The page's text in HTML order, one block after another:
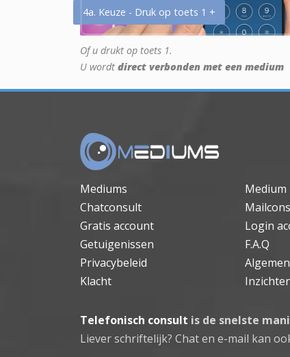
4a. Keuze - Druk op toets 1 +
Of u drukt op toets 1.
U wordt direct verbonden met een medium
Mediums Medium
Chatconsult
Gratis account
Login
Getuigenissen
F.A.Q
Privacybeleid
Klacht
Telefonisch consult is de snelste
Liever schriftelijk? Chat en e-mail kan